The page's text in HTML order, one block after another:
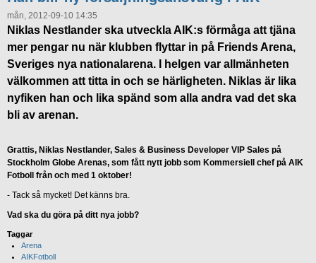
mån, 2012-09-10 14:35
Niklas Nestlander ska utveckla AIK:s förmåga att tjäna
mer pengar nu när klubben flyttar in på Friends Arena,
Sveriges nya nationalarena. I helgen var allmänheten
välkommen att titta in och se härligheten. Niklas är lika
nyfiken han och lika spänd som alla andra vad det ska
bli av arenan.
Grattis, Niklas Nestlander, Sales & Business Developer VIP Sales på
Stockholm Globe Arenas, som fått nytt jobb som Kommersiell chef på AIK
Fotboll från och med 1 oktober!
- Tack så mycket! Det känns bra.
Vad ska du göra på ditt nya jobb?
Taggar
Arena
AIKFotboll